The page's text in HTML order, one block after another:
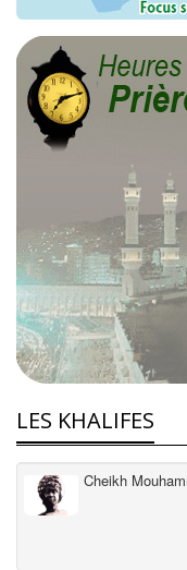
LES KHALIFES
Cheikh